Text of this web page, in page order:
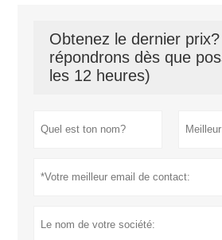
Obtenez le dernier
répondrons dès que
les 12 heures)